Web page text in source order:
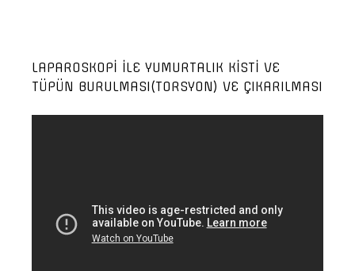
LAPAROSKOPİ İLE YUMURTALIK KİSTİ VE
TÜPÜN BURULMASI(TORSYON) VE ÇIKARILMASI